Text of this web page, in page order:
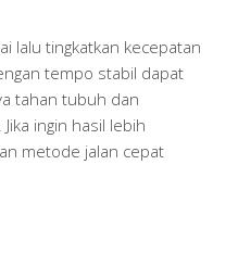
lalu tingkatkan kecepatan
tempo stabil dapat
tahan tubuh dan
ingin hasil lebih
metode jalan cepat